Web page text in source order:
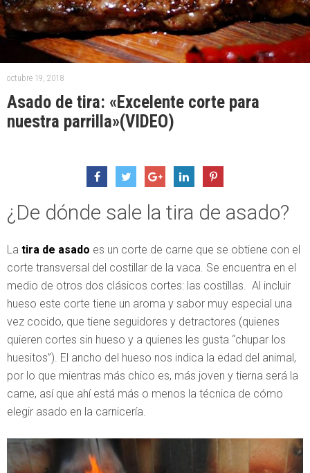
octubre 19, 2018
Asado de tira: «Excelente corte para
nuestra parrilla»(VIDEO)
¿De dónde sale la tira de asado?
La tira de asado es un corte de carne que se obtiene con el
corte transversal del costillar de la vaca. Se encuentra en el
medio de otros dos clásicos cortes: las costillas. Al incluir
hueso este corte tiene un aroma y sabor muy especial una
vez cocido, que tiene seguidores y detractores (quienes
quieren cortes sin hueso y a quienes les gusta “chupar los
huesitos”). El ancho del hueso nos indica la edad del animal,
por lo que mientras más chico es, más joven y tierna será la
carne, así que ahí está más o menos la técnica de cómo
elegir asado en la carnicería.